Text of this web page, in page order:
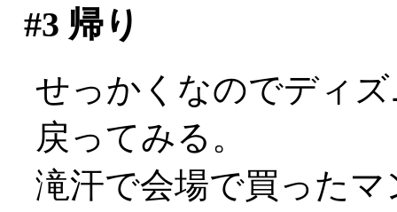
#3 帰り
せっかくなのでディ
戻ってみる。
滝汗で会場で買った